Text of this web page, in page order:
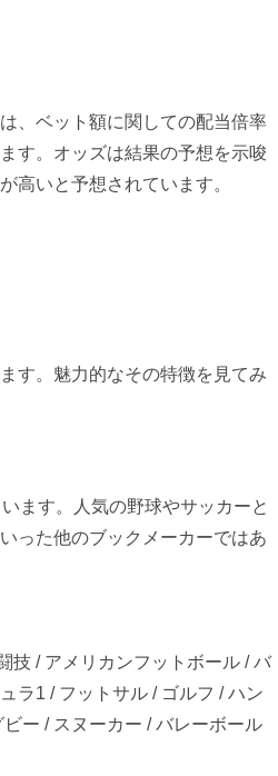
、ベット額に関しての配当倍率
す。オッズは結果の予想を示唆
高いと予想されています。
す。魅力的なその特徴を見てみ
ます。人気の野球やサッカーと
った他のブックメーカーではあ
技 / アメリカンフットボール / バ
ラ1 / フットサル / ゴルフ / ハン
ー / スヌーカー / バレーボール